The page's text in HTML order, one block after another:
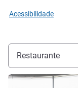
Acessibilidade
Restaurante
Ver detalhes